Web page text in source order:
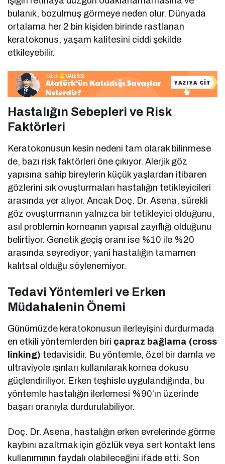
bulanık, bozulmuş görmeye neden olur. Dünyada
ortalama her 2 bin kişiden birinde rastlanan
keratokonus, yaşam kalitesini ciddi şekilde
etkileyebilir.
Hastalığın Sebepleri ve Risk
Faktörleri
Keratokonusun kesin nedeni tam olarak bilinmese
de, bazı risk faktörleri öne çıkıyor. Alerjik göz
yapısına sahip bireylerin küçük yaşlardan itibaren
gözlerini sık ovuşturmaları hastalığın tetikleyicileri
arasında yer alıyor. Ancak Doç. Dr. Asena, sürekli
göz ovuşturmanın yalnızca bir tetikleyici olduğunu,
asıl problemin korneanın yapısal zayıflığı olduğunu
belirtiyor. Genetik geçiş oranı ise %10 ile %20
arasında seyrediyor; yani hastalığın tamamen
kalıtsal olduğu söylenemiyor.
Tedavi Yöntemleri ve Erken
Müdahalenin Önemi
Günümüzde keratokonusun ilerleyişini durdurmada
en etkili yöntemlerden biri çapraz bağlama (cross
linking) tedavisidir. Bu yöntemle, özel bir damla ve
ultraviyole ışınları kullanılarak kornea dokusu
güçlendiriliyor. Erken teşhisle uygulandığında, bu
yöntemle hastalığın ilerlemesi %90’ın üzerinde
başarı oranıyla durdurulabiliyor.
Doç. Dr. Asena, hastalığın erken evrelerinde görme
kaybını azaltmak için gözlük veya sert kontakt lens
kullanımının faydalı olabileceğini ifade etti. Son